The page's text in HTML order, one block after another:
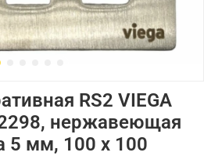
RS2 VIEGA
нержавеющая
5 мм, 100 х 100